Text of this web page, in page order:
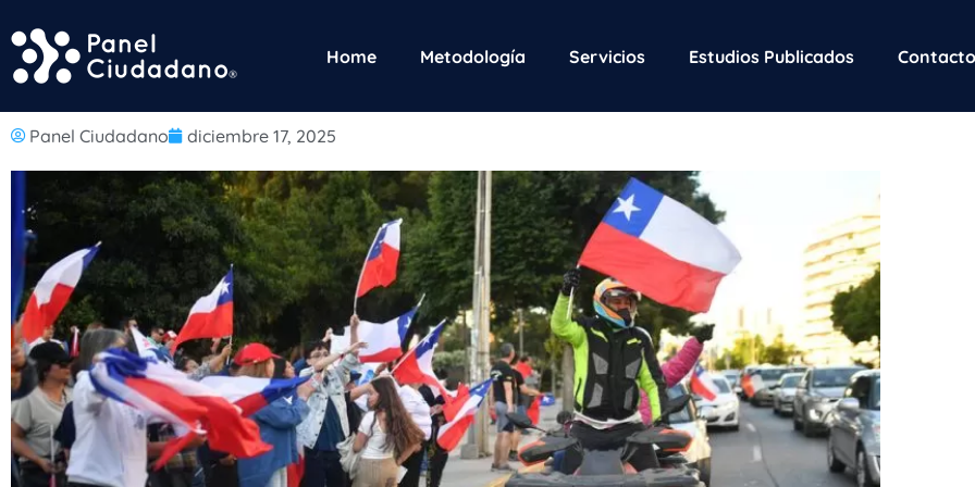
Home Metodología Servicios Estudios Publicados Contacto
Panel Ciudadano diciembre 17, 2025